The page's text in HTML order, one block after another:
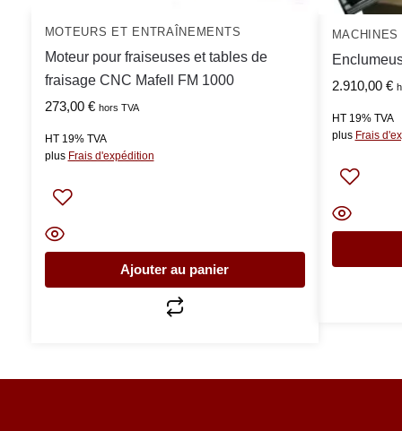
MOTEURS ET ENTRAÎNEMENTS
Moteur pour fraiseuses et tables de
fraisage CNC Mafell FM 1000
273,00 € hors TVA
HT 19% TVA
plus Frais d'expédition
Ajouter au panier
2.910,00 €
HT 19% TVA
plus Frais